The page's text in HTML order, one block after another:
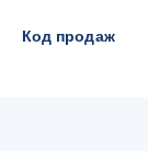
Код продаж